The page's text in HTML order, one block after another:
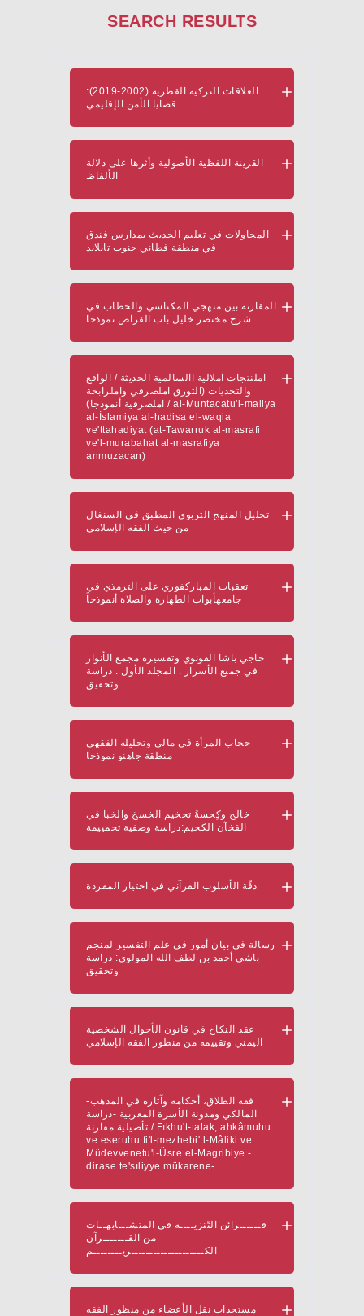
SEARCH RESULTS
العلاقات التركية القطرية (2002-2019):
قضايا الأمن الإقليمي
القرينة اللفظية الأصولية وأثرها على دلالة
الألفاظ
المحاولات في تعليم الحديث بمدارس فندق
في منطقة فطاني جنوب تايلاند
المقارنة بين منهجي المكناسي والحطاب في
شرح مختصر خليل باب القراض نموذجا
املنتجات املالية االسالمية الحديثة / الواقع
والتحديات (التورق املصرفي واملرابحة
املصرفية أنموذجا) / al-Muntacatu'l-maliya
al-İslamiya al-hadisa el-waqia
ve'ttahadiyat (at-Tawarruk al-masrafi
ve'l-murabahat al-masrafiya
anmuzacan)
تحليل المنهج التربوي المطبق في السنغال
من حيث الفقه الإسلامي
تعقبات المباركفوري على الترمذي في
جامعهأبواب الطهارة والصلاة أنموذجاً
حاجي باشا القونوي وتفسيره مجمع الأنوار
في جميع الأسرار . المجلد الأول . دراسة
وتحقيق
حجاب المرأة في مالي وتحليله الفقهي
منطقة جاهنو نموذجا
خالح وكِحسةُ تحخيم الخسخ والخبا في
القخآن الكخيم:دراسة وصفية تحمييمة
دقّة الأسلوب القرآني في اختيار المفردة
رسالة في بيان أمور في علم التفسير لمنجم
باشي أحمد بن لطف الله المولوي: دراسة
وتحقيق
عقد النكاح في قانون الأحوال الشخصية
اليمني وتقييمه من منظور الفقه الإسلامي
-فقه الطلاق، أحكامه وآثاره في المذهب
المالكي ومدونة الأسرة المغربية -دراسة
تأصيلية مقارنة / Fıkhu't-talak, ahkâmuhu
ve eseruhu fi'l-mezhebi' l-Mâliki ve
Müdevvenetu'l-Üsre el-Magribiye -
dirase te'sıliyye mükarene-
قــــــرائن التّنزيــــه في المتشـــابهــات
من القـــــــرآن
الكــــــــــــــــــــريــــــــم
مستجدات نقل الأعضاء من منظور الفقه